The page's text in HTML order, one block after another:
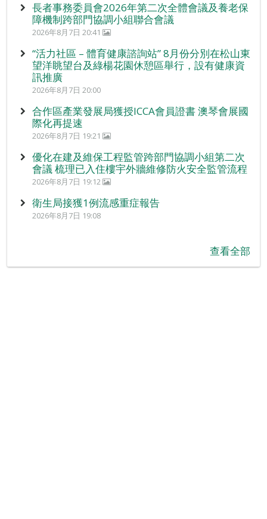
長者事務委員會2026年第二次全體會議及養老保
障機制跨部門協調小組聯合會議
2026年8月7日 20:41
“活力社區 – 體育健康諮詢站” 8月份分別在松山東
望洋眺望台及綠楊花園休憩區舉行，設有健康資
訊推廣
2026年8月7日 20:00
合作區產業發展局獲授ICCA會員證書 澳琴會展國
際化再提速
2026年8月7日 19:21
優化在建及維保工程監管跨部門協調小組第二次
會議 梳理已入住樓宇外牆維修防火安全監管流程
2026年8月7日 19:12
衛生局接獲1例流感重症報告
2026年8月7日 19:08
查看全部